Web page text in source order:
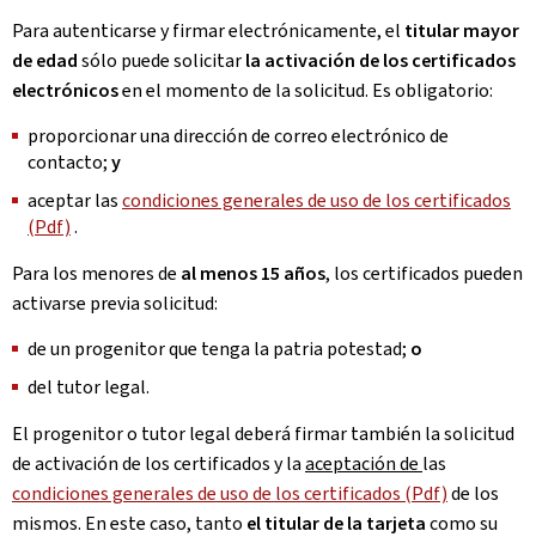
Para autenticarse y firmar electrónicamente, el titular mayor
de edadsólo puede solicitarla activación de los certificados
electrónicosen el momento de la solicitud. Es obligatorio:
proporcionar una dirección de correo electrónico de
contacto;y
aceptar lascondiciones generales de uso de los certificados
(Pdf).
Para los menores de al menos 15 años, los certificados pueden
activarse previa solicitud:
de un progenitor que tenga la patria potestad; o
del tutor legal.
El progenitor o tutor legal deberá firmar también la solicitud
de activación de los certificados y laaceptación de las
condiciones generales de uso de los certificados (Pdf)de los
mismos. En este caso, tanto el titular de la tarjetacomo su